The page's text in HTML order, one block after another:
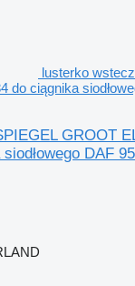
lusterko
do ciągnika
GROOT
DAF